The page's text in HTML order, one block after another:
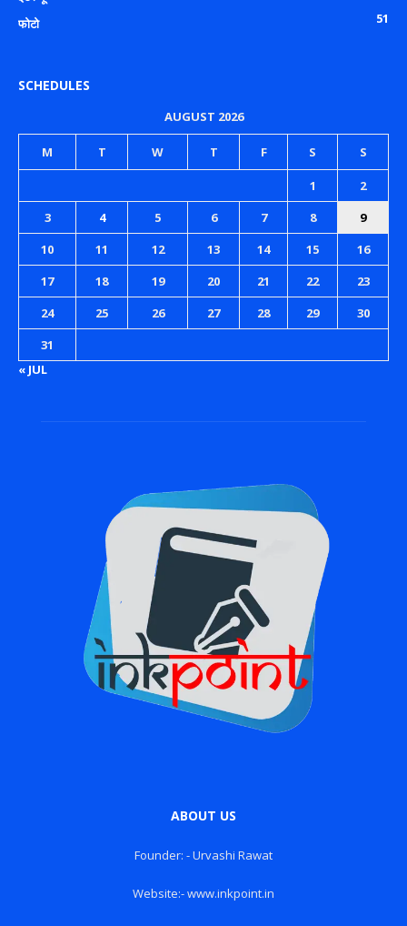
फोटो
51
SCHEDULES
AUGUST 2026
M T W T F S S
1
2
3
4 5 6 7 8
9
10
11 12 13 14 15
16
17
18 19 20 21 22
23
24
25 26 27 28 29
30
31
« JUL
ABOUT US
Founder: - Urvashi Rawat
Website:- www.inkpoint.in